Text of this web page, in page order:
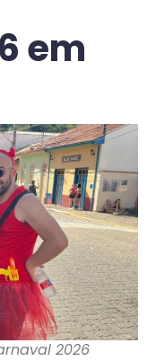
em
2026